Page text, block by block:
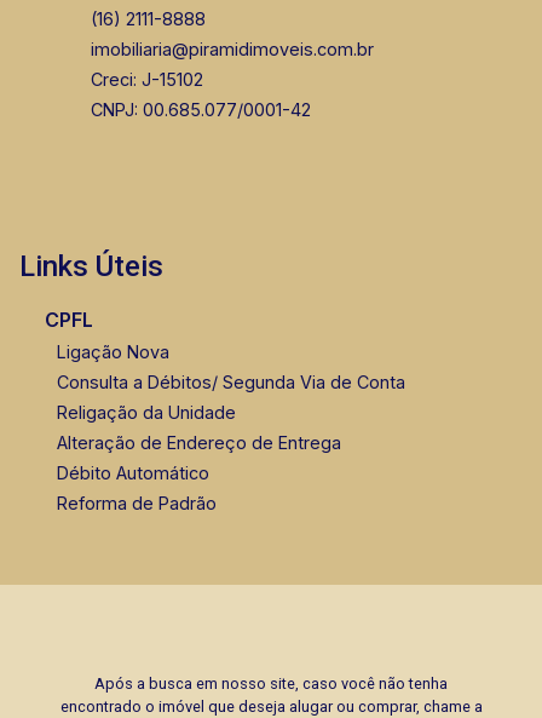
CORRETOR DE PLANTÃO
(16) 2111-8888
imobiliaria@piramidimoveis.com.br
Creci: J-15102
CNPJ: 00.685.077/0001-42
Links Úteis
CPFL
Ligação Nova
Consulta a Débitos/ Segunda Via de Conta
Religação da Unidade
Alteração de Endereço de Entrega
Débito Automático
Reforma de Padrão
Após a busca em nosso site, caso você não tenha
encontrado o imóvel que deseja alugar ou comprar, chame a